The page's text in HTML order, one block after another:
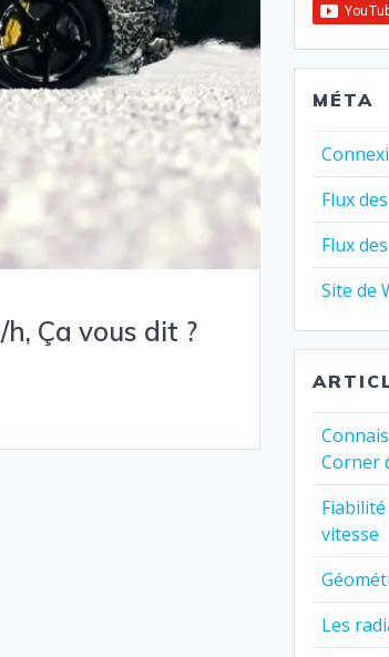
Ça vous dit ?
MÉTA
Flux
Flux
Site de
Corner
vitesse
Les